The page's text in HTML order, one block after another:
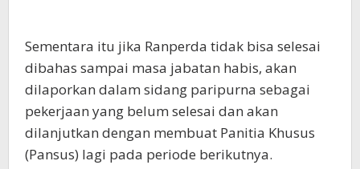
Sementara itu jika Ranperda tidak bisa selesai
dibahas sampai masa jabatan habis, akan
dilaporkan dalam sidang paripurna sebagai
pekerjaan yang belum selesai dan akan
dilanjutkan dengan membuat Panitia Khusus
(Pansus) lagi pada periode berikutnya.